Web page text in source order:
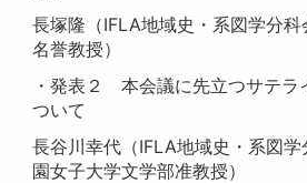
長塚隆（IFLA地域史・系図学分
名誉教授）
・発表２ 本会議に先立つサテラ
ついて
長谷川幸代（IFLA地域史・系図
園女子大学文学部准教授）